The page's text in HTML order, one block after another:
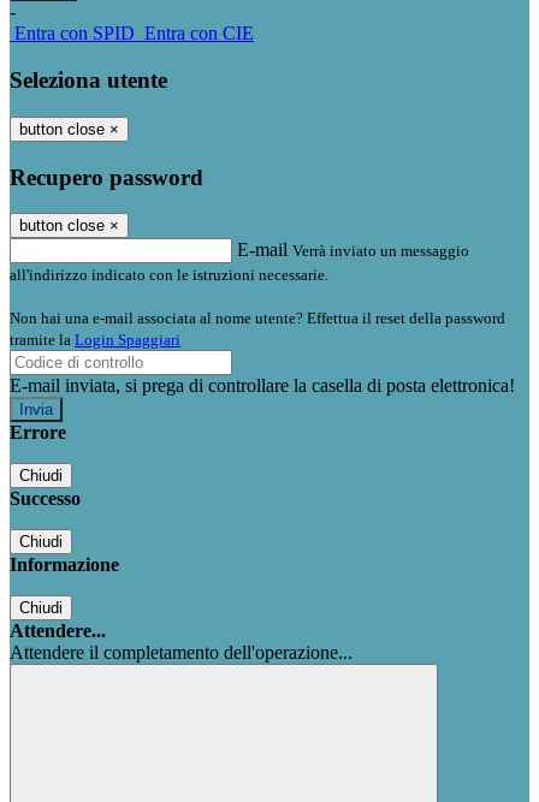
-
Entra con SPID Entra con CIE
Seleziona utente
button close ×
Recupero password
button close ×
E-mail Verrà inviato un messaggio
all'indirizzo indicato con le istruzioni necessarie.
Non hai una e-mail associata al nome utente? Effettua il reset della password
tramite la Login Spaggiari
E-mail inviata, si prega di controllare la casella di posta elettronica!
Errore
Chiudi
Successo
Chiudi
Informazione
Chiudi
Attendere...
Attendere il completamento dell'operazione...